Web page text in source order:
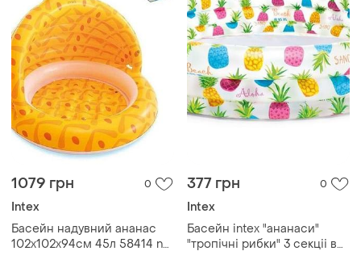
1079 грн 0
Intex
Басейн надувний ананас
102х102х94см 45л 58414 np
377 грн 0
Intex
Басейн intex "ананаси"
"тропічні рибки" 3 секціі в